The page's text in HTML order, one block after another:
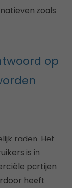
zoals
op
raden. Het
is in
partijen
heeft